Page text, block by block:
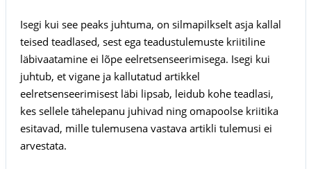
Isegi kui see peaks juhtuma, on silmapilkselt asja kallal
teised teadlased, sest ega teadustulemuste kriitiline
läbivaatamine ei lõpe eelretsenseerimisega. Isegi kui
juhtub, et vigane ja kallutatud artikkel
eelretsenseerimisest läbi lipsab, leidub kohe teadlasi,
kes sellele tähelepanu juhivad ning omapoolse kriitika
esitavad, mille tulemusena vastava artikli tulemusi ei
arvestata.